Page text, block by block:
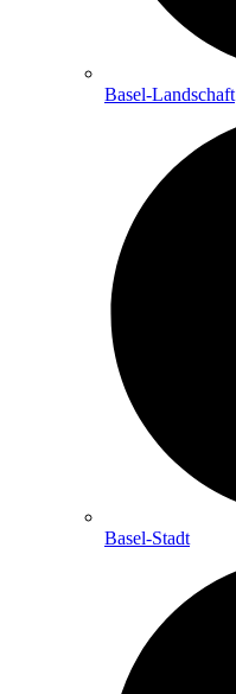
Basel-Landschaft
Basel-Stadt